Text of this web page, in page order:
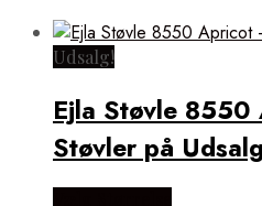
Udsalg!
Ejla Støvle
Støvler på